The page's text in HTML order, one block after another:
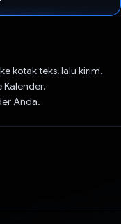
kotak teks, lalu kirim.
Anda.